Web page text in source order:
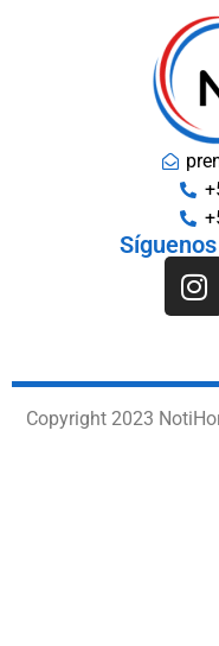
Copyright 2023